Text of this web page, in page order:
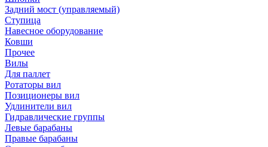
Задний мост (управляемый)
Ступица
Навесное оборудование
Ковши
Прочее
Вилы
Для паллет
Ротаторы вил
Позиционеры вил
Удлинители вил
Гидравлические группы
Левые барабаны
Правые барабаны